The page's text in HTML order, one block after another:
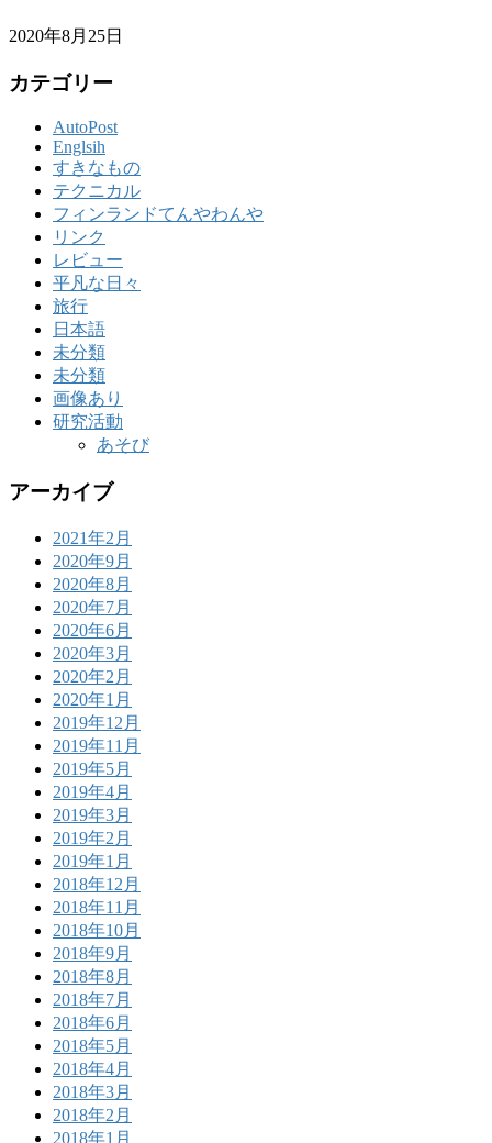
2020年8月25日
カテゴリー
AutoPost
Englsih
すきなもの
テクニカル
フィンランドてんやわんや
リンク
レビュー
平凡な日々
旅行
日本語
未分類
未分類
画像あり
研究活動
あそび
アーカイブ
2021年2月
2020年9月
2020年8月
2020年7月
2020年6月
2020年3月
2020年2月
2020年1月
2019年12月
2019年11月
2019年5月
2019年4月
2019年3月
2019年2月
2019年1月
2018年12月
2018年11月
2018年10月
2018年9月
2018年8月
2018年7月
2018年6月
2018年5月
2018年4月
2018年3月
2018年2月
2018年1月